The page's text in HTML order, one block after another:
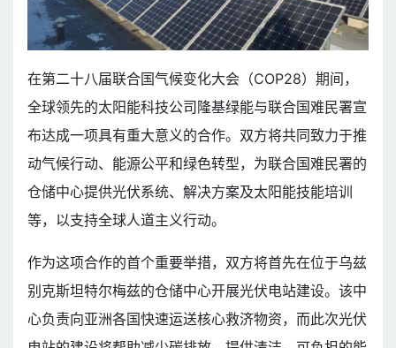
在第二十八届联合国气候变化大会（COP28）期间，
全球领先的太阳能科技公司隆基绿能与联合国难民署宣
布达成一项具有重大意义的合作。双方将共同致力于推
动气候行动、能源公平和绿色转型，为联合国难民署的
仓储中心提供光伏系统、解决方案及太阳能技能培训
等，以支持全球人道主义行动。
作为这项合作的首个重要举措，双方将首先在位于乌兹
别克斯坦特尔梅兹的仓储中心开展光伏电站建设。该中
心负责向亚洲各国快速运送核心救济物资，而此次光伏